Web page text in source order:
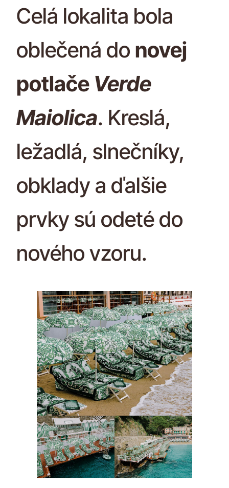
Celá lokalita bola
oblečená do novej
potlače Verde
Maiolica. Kreslá,
ležadlá, slnečníky,
obklady a ďalšie
prvky sú odeté do
nového vzoru.